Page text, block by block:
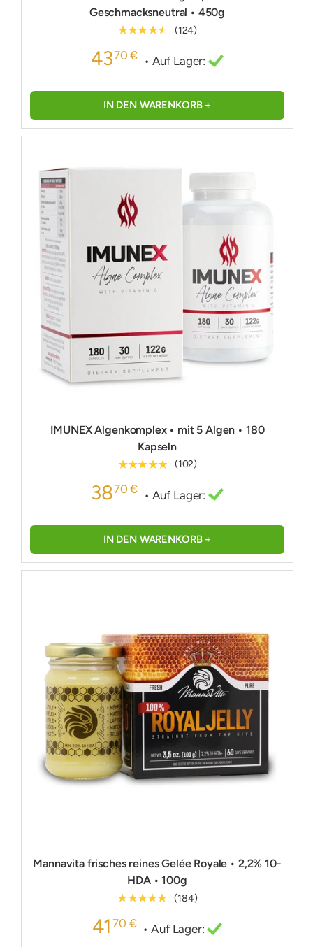
Geschmacksneutral • 450g
★★★★★ (124)
4370 € • Auf Lager:
IN DEN WARENKORB +
IMUNEX Algenkomplex • mit 5 Algen • 180
Kapseln
★★★★★ (102)
3870 € • Auf Lager:
IN DEN WARENKORB +
Mannavita frisches reines Gelée Royale • 2,2% 10-
HDA • 100g
★★★★★ (184)
41 70 € • Auf Lager: